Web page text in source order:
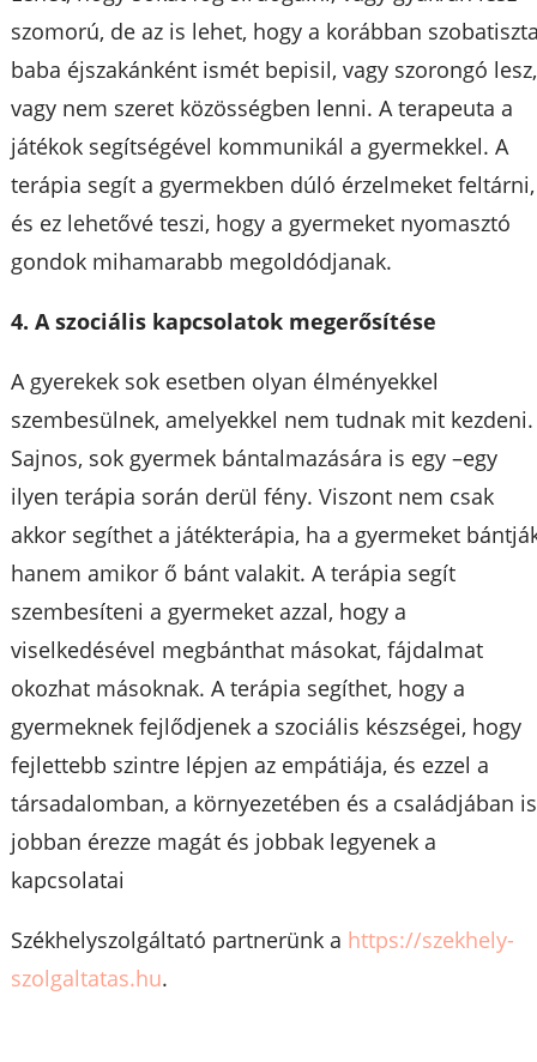
szomorú, de az is lehet, hogy a korábban
baba éjszakánként ismét bepisil, vagy szorongó lesz,
vagy nem szeret közösségben lenni. A terapeuta a
játékok segítségével kommunikál a gyermekkel. A
terápia segít a gyermekben dúló érzelmeket feltárni,
és ez lehetővé teszi, hogy a gyermeket nyomasztó
gondok mihamarabb megoldódjanak.
4. A szociális kapcsolatok megerősítése
A gyerekek sok esetben olyan élményekkel
szembesülnek, amelyekkel nem tudnak mit kezdeni.
Sajnos, sok gyermek bántalmazására is egy –egy
ilyen terápia során derül fény. Viszont nem csak
akkor segíthet a játékterápia, ha a gyermeket
hanem amikor ő bánt valakit. A terápia segít
szembesíteni a gyermeket azzal, hogy a
viselkedésével megbánthat másokat, fájdalmat
okozhat másoknak. A terápia segíthet, hogy a
gyermeknek fejlődjenek a szociális készségei, hogy
fejlettebb szintre lépjen az empátiája, és ezzel a
társadalomban, a környezetében és a családjában is
jobban érezze magát és jobbak legyenek a
kapcsolatai
Székhelyszolgáltató partnerünk a https://szekhely-
szolgaltatas.hu.